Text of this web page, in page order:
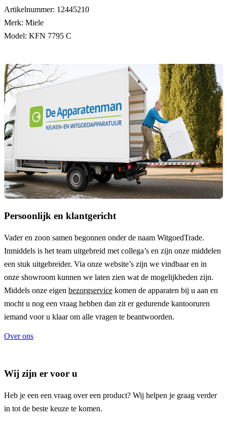
Artikelnummer: 12445210
Merk: Miele
Model: KFN 7795 C
Persoonlijk en klantgericht
Vader en zoon samen begonnen onder de naam WitgoedTrade.
Inmiddels is het team uitgebreid met collega’s en zijn onze middelen
een stuk uitgebreider. Via onze website’s zijn we vindbaar en in
onze showroom kunnen we laten zien wat de mogelijkheden zijn.
Middels onze eigen bezorgservice komen de apparaten bij u aan en
mocht u nog een vraag hebben dan zit er gedurende kantooruren
iemand voor u klaar om alle vragen te beantwoorden.
Over ons
Wij zijn er voor u
Heb je een een vraag over een product? Wij helpen je graag verder
in tot de beste keuze te komen.